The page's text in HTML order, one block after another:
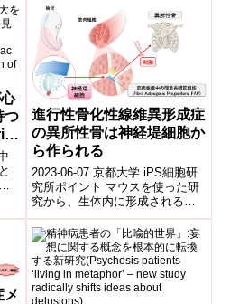
つ
進行性骨化性線維異形成症
の異所性骨は神経堤細胞か
ら作られる
2023-06-07 京都大学 iPS細胞研
究所ポイント マウスを使った研
究から、生体内に形成される異
所性骨は、筋肉組織中に存在す
る間葉系間質細胞注1)から作ら...
メ